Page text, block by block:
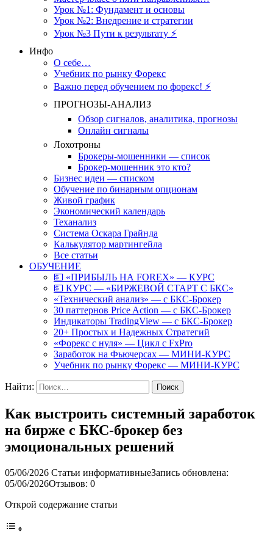
Урок №1: Фундамент и основы
Урок №2: Внедрение и стратегии
Урок №3 Пути к результату ⚡️
Инфо
О себе…
Учебник по рынку Форекс
Важно перед обучением по форекс! ⚡
ПРОГНОЗЫ-АНАЛИЗ
Обзор сигналов, аналитика, прогнозы
Онлайн сигналы
Лохотроны
Брокеры-мошенники — список
Брокер-мошенник это кто?
Бизнес идеи — списком
Обучение по бинарным опционам
Живой график
Экономический календарь
Теханализ
Система Оскара Грайнда
Калькулятор мартингейла
Все статьи
ОБУЧЕНИЕ
💵 «ПРИБЫЛЬ НА FOREX» — КУРС
💵 КУРС — «БИРЖЕВОЙ СТАРТ С БКС»
«Технический анализ» — с БКС-Брокер
30 паттернов Price Action — с БКС-Брокер
Индикаторы TradingView — с БКС-Брокер
20+ Простых и Надежных Стратегий
«Форекс с нуля» — Цикл с FxPro
Заработок на Фьючерсах — МИНИ-КУРС
Учебник по рынку Форекс — МИНИ-КУРС
Найти:
Как выстроить системный заработок
на бирже с БКС-брокер без
эмоциональных решений
05/06/2026 Статьи информативныеЗапись обновлена:
05/06/2026Отзывов: 0
Открой содержание статьи